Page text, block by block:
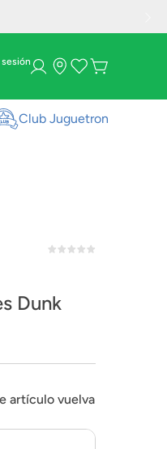
sesión
Club Juguetron
Dunk
artículo vuelva